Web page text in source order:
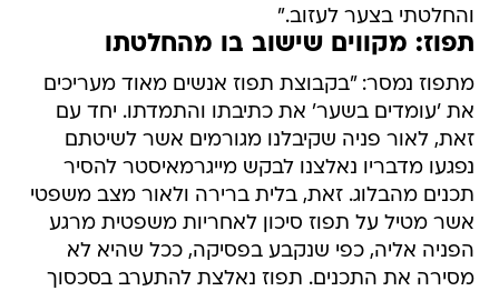
והחלטתי בצער לעזוב."
תפוז: מקווים שישוב בו מהחלטתו
מתפוז נמסר: "בקבוצת תפוז אנשים מאוד מעריכים
את 'עומדים בשער' את כתיבתו והתמדתו. יחד עם
זאת, לאור פניה שקיבלנו מגורמים אשר לשיטתם
נפגעו מדבריו נאלצנו לבקש מייגרמאיסטר להסיר
תכנים מהבלוג. זאת, בלית ברירה ולאור מצב משפטי
אשר מטיל על תפוז סיכון לאחריות משפטית מרגע
הפניה אליה, כפי שנקבע בפסיקה, ככל שהיא לא
מסירה את התכנים. תפוז נאלצת להתערב בסכסוך